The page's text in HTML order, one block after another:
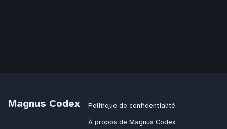
Magnus Codex
Politique de confidentialité
À propos de Magnus Codex